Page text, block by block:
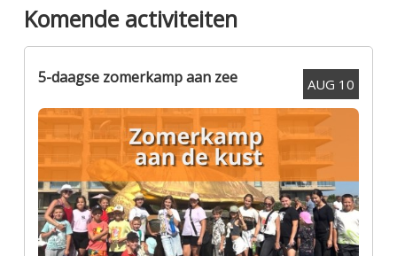
Komende activiteiten
AUG 10
5-daagse zomerkamp aan zee